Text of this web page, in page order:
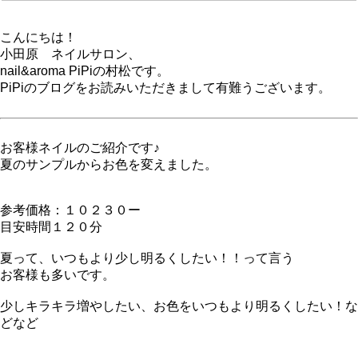
こんにちは！
小田原 ネイルサロン、
nail&aroma PiPiの村松です。
PiPiのブログをお読みいただきまして有難うございます。
お客様ネイルのご紹介です♪
夏のサンプルからお色を変えました。
参考価格：１０２３０ー
目安時間１２０分
夏って、いつもより少し明るくしたい！！って言う
お客様も多いです。
少しキラキラ増やしたい、お色をいつもより明るくしたい！な
どなど